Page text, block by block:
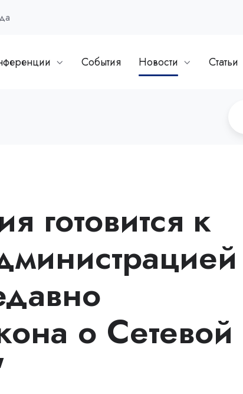
События Новости Статьи
готовится к
о Сетевой